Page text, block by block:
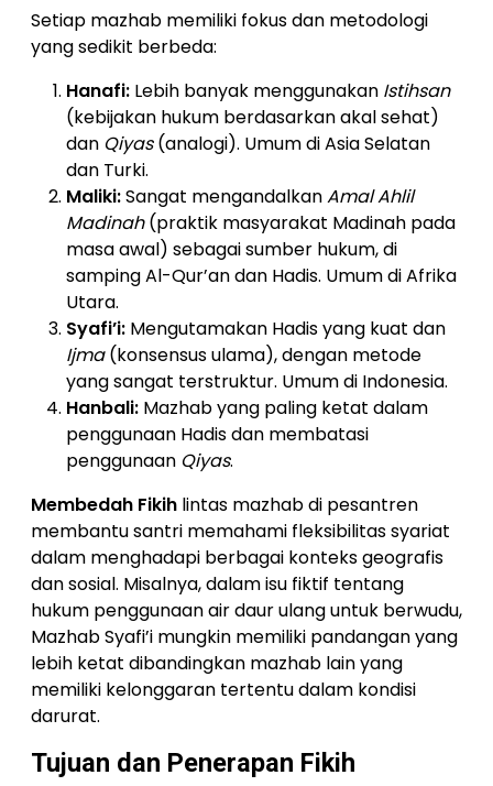
Setiap mazhab memiliki fokus dan metodologi
yang sedikit berbeda:
Hanafi: Lebih banyak menggunakan Istihsan
(kebijakan hukum berdasarkan akal sehat)
dan Qiyas(analogi). Umum di Asia Selatan
dan Turki.
Maliki:Sangat mengandalkanAmal Ahlil
Madinah(praktik masyarakat Madinah pada
masa awal) sebagai sumber hukum, di
samping Al-Qur’an dan Hadis. Umum di Afrika
Utara.
Syafi’i: Mengutamakan Hadis yang kuat dan
Ijma(konsensus ulama), dengan metode
yang sangat terstruktur. Umum di Indonesia.
Hanbali: Mazhab yang paling ketat dalam
penggunaan Hadis dan membatasi
penggunaan Qiyas.
Membedah Fikih lintas mazhab di pesantren
membantu santri memahami fleksibilitas syariat
dalam menghadapi berbagai konteks geografis
dan sosial. Misalnya, dalam isu fiktif tentang
hukum penggunaan air daur ulang untuk berwudu,
Mazhab Syafi’i mungkin memiliki pandangan yang
lebih ketat dibandingkan mazhab lain yang
memiliki kelonggaran tertentu dalam kondisi
darurat.
Tujuan dan Penerapan Fikih